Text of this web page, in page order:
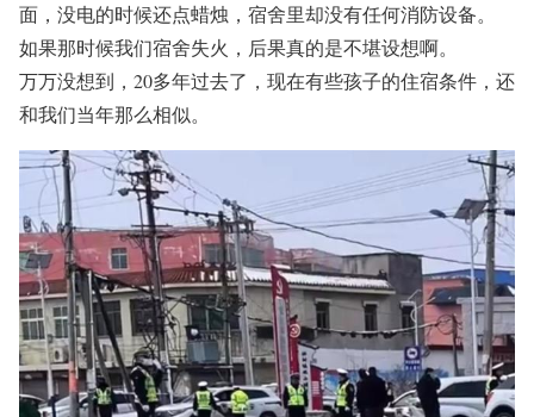
面，没电的时候还点蜡烛，宿舍里却没有任何消防设备。
如果那时候我们宿舍失火，后果真的是不堪设想啊。
万万没想到，20多年过去了，现在有些孩子的住宿条件，还
和我们当年那么相似。